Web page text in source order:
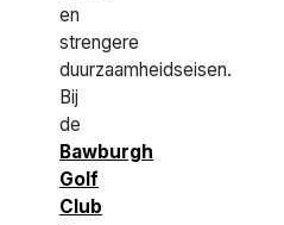
en
strengere
duurzaamheidseisen.
Bij
de
Bawburgh
Golf
Club